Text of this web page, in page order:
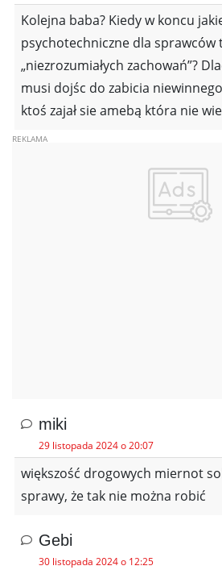
Kolejna baba? Kiedy w koncu
psychotechniczne dla sprawców
„niezrozumiałych zachowań”?
musi dojśc do zabicia
ktoś zajał sie amebą która nie
miki
29 listopada 2024 o 20:07
większość drogowych miernot
sprawy, że tak nie można robić
Gebi
30 listopada 2024 o 12:25